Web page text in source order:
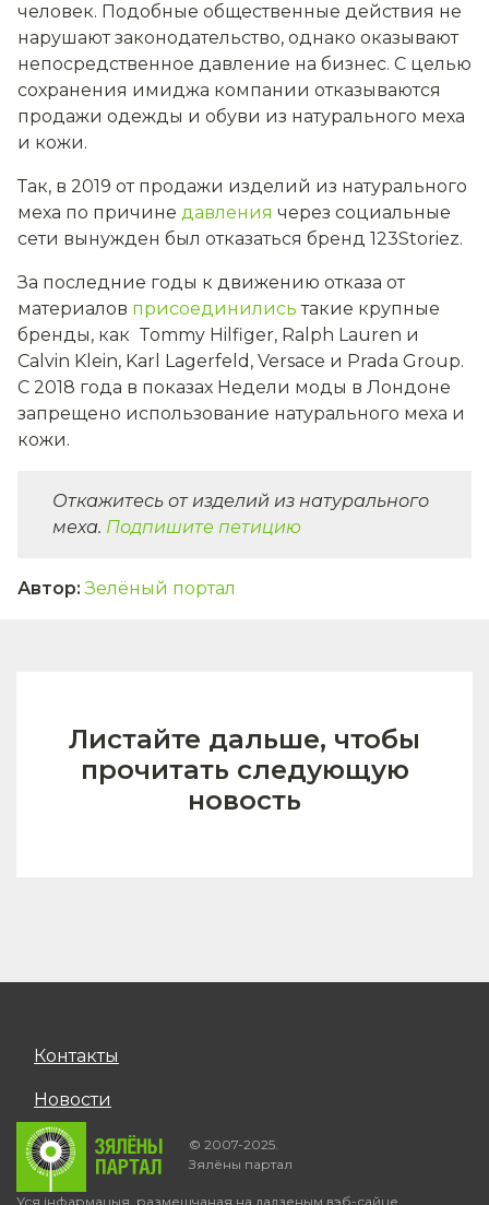
человек. Подобные общественные действия не
нарушают законодательство, однако оказывают
непосредственное давление на бизнес. С целью
сохранения имиджа компании отказываются
продажи одежды и обуви из натурального меха
и кожи.
Так, в 2019 от продажи изделий из натурального
меха по причине давления через социальные
сети вынужден был отказаться бренд 123Storiez.
За последние годы к движению отказа от
материалов присоединились такие крупные
бренды, как Tommy Hilfiger, Ralph Lauren и
Calvin Klein, Karl Lagerfeld, Versace и Prada Group.
С 2018 года в показах Недели моды в Лондоне
запрещено использование натурального меха и
кожи.
Откажитесь от изделий из натурального
меха. Подпишите петицию
Автор: Зелёный портал
Листайте дальше, чтобы
прочитать следующую
новость
Контакты
Новости
© 2007-2025.
Зялёны партал
Уся інфармацыя, размешчаная на дадзеным вэб-сайце,